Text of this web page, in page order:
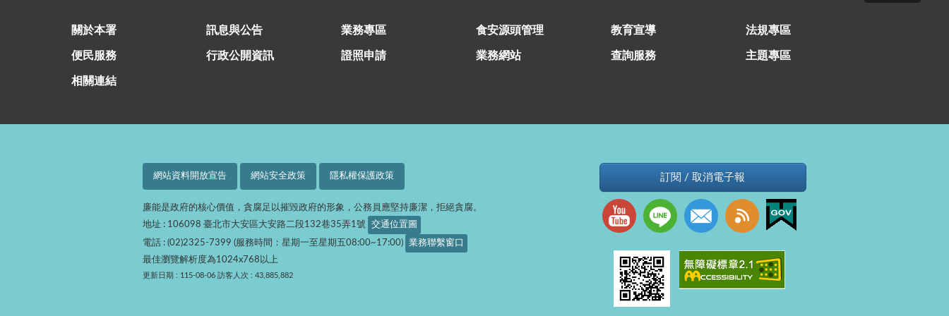
關於本署 訊息與公告 業務專區 食安源頭管理 教育宣導 法規專區
便民服務 行政公開資訊 證照申請 業務網站 查詢服務 主題專區
相關連結
網站資料開放宣告 網站安全政策 隱私權保護政策
廉能是政府的核心價值，貪腐足以摧毀政府的形象，公務員應堅持廉潔，拒絕貪腐。
地址 : 106098 臺北市大安區大安路二段132巷35弄1號
交通位置圖
電話 : (02)2325-7399 (服務時間：星期一至星期五08:00~17:00)
業務聯繫窗口
最佳瀏覽解析度為1024x768以上
更新日期 : 115-08-06 訪客人次 : 43,885,882
訂閱 / 取消電子報